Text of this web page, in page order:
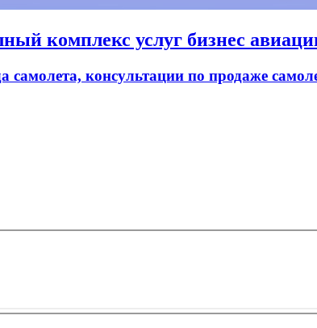
комплекс услуг бизнес
самолета, консультации по продаже